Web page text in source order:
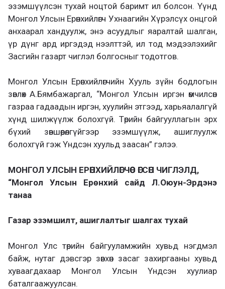
эзэмшүүлсэн тухай ноцтой баримт ил болсон. Үүнд
Монгол Улсын Ерөнхийлөгч Ухнаагийн Хүрэлсүх онцгой
анхаарал хандуулж, энэ асуудлыг яаралтай шалган,
үр дүнг ард иргэдэд нээлттэй, ил тод мэдээлэхийг
Засгийн газарт чиглэл болгосныг тодотгов.
Монгол Улсын Ерөнхийлөгчийн Хууль зүйн бодлогын
зөвлөх А.Бямбажаргал, “Монгол Улсын иргэн өмчилсөн
газраа гадаадын иргэн, хуулийн этгээд, харьяалалгүй
хүнд шилжүүлж болохгүй. Төрийн байгууллагын эрх
бүхий зөвшөөрөлгүйгээр эзэмшүүлж, ашиглуулж
болохгүй гэж Үндсэн хуульд заасан” гэлээ.
МОНГОЛ УЛСЫН ЕРӨНХИЙЛӨГЧӨӨС ӨГСӨН ЧИГЛЭЛД,
“Монгол Улсын Ерөнхий сайд Л.Оюун-Эрдэнэ
танаа
Газар эзэмшилт, ашиглалтыг шалгах тухай
Монгол Улс төрийн байгууламжийн хувьд нэгдмэл
байж, нутаг дэвсгэр зөвхөн засаг захиргааны хувьд
хуваагдахаар Монгол Улсын Үндсэн хуулиар
баталгаажуулсан.